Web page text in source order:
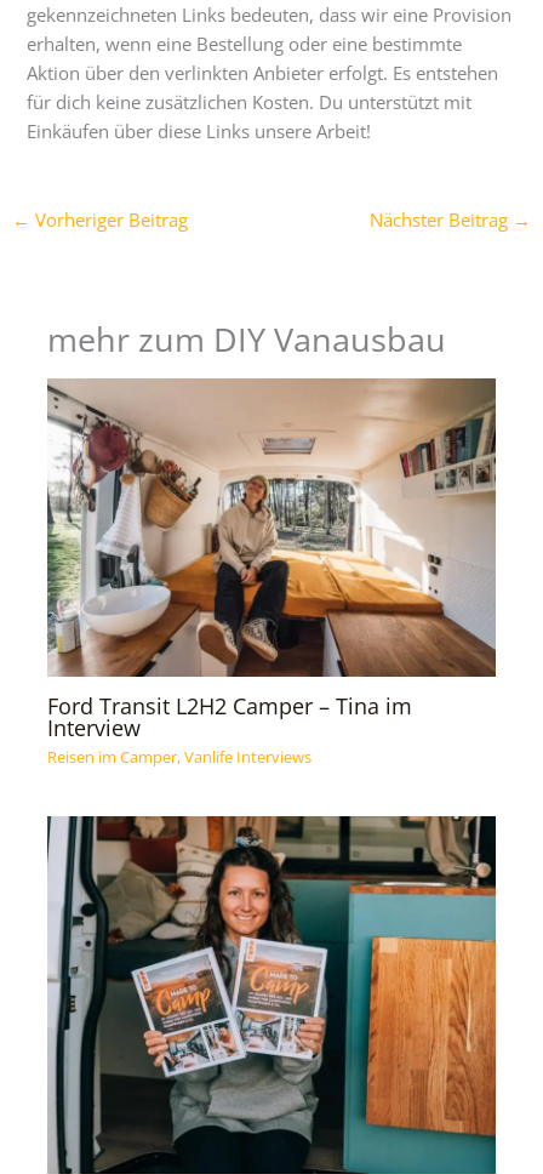
gekennzeichneten Links bedeuten, dass wir eine Provision
erhalten, wenn eine Bestellung oder eine bestimmte
Aktion über den verlinkten Anbieter erfolgt. Es entstehen
für dich keine zusätzlichen Kosten. Du unterstützt mit
Einkäufen über diese Links unsere Arbeit!
← Vorheriger Beitrag Nächster Beitrag →
mehr zum DIY Vanausbau
Ford Transit L2H2 Camper – Tina im
Interview
Reisen im Camper,Vanlife Interviews